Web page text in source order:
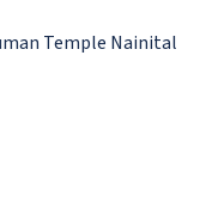
Temple Nainital